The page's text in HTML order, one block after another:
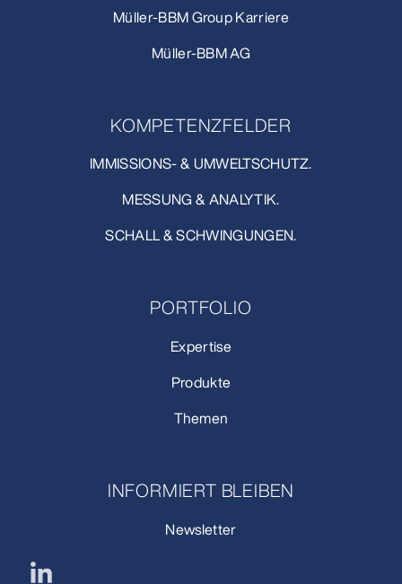
Müller-BBM Group Karriere
Müller-BBM AG
KOMPETENZFELDER
IMMISSIONS- & UMWELTSCHUTZ.
MESSUNG & ANALYTIK.
SCHALL & SCHWINGUNGEN.
PORTFOLIO
Expertise
Produkte
Themen
INFORMIERT BLEIBEN
Newsletter